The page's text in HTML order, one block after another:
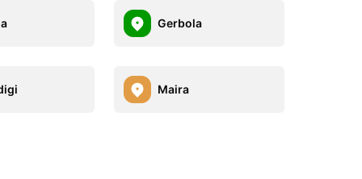
Gerbola
Maira